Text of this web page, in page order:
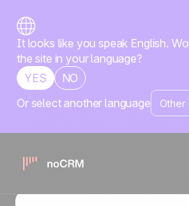
It looks like you speak English.
the site in your language?
YES
NO
Or select another language
noCRM